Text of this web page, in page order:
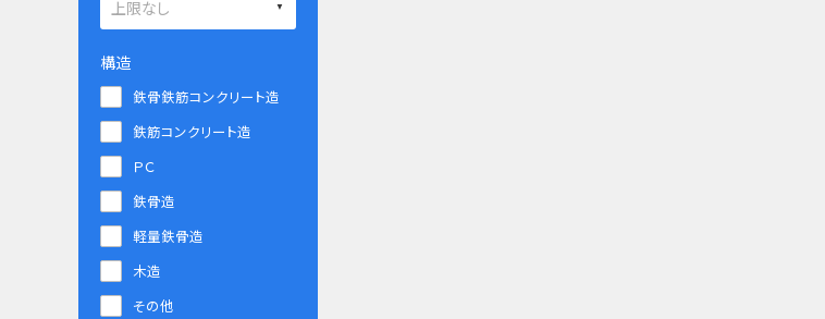
構造
鉄骨鉄筋コンクリート造
鉄筋コンクリート造
ＰＣ
鉄骨造
軽量鉄骨造
木造
その他